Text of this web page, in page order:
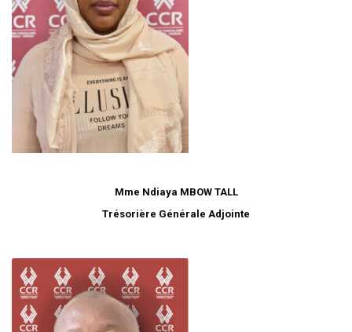
Mme Ndiaya MBOW TALL
Trésorière Générale Adjointe